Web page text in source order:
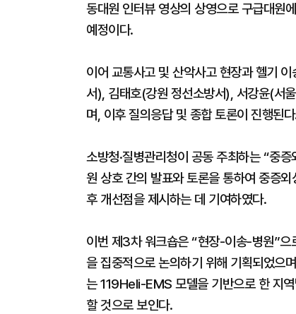
동대원 인터뷰 영상의 상영으로 구급대원
예정이다.
이어 교통사고 및 산악사고 현장과 헬기
서), 김태호(강원 정선소방서), 서강윤(서
며, 이후 질의응답 및 종합 토론이 진행된
소방청·질병관리청이 공동 주최하는 “중
원 상호 간의 발표와 토론을 통하여 중증
후 개선점을 제시하는 데 기여하였다.
이번 제3차 워크숍은 “현장-이송-병원”으
을 집중적으로 논의하기 위해 기획되었으
는 119Heli-EMS 모델을 기반으로 한 지
할 것으로 보인다.